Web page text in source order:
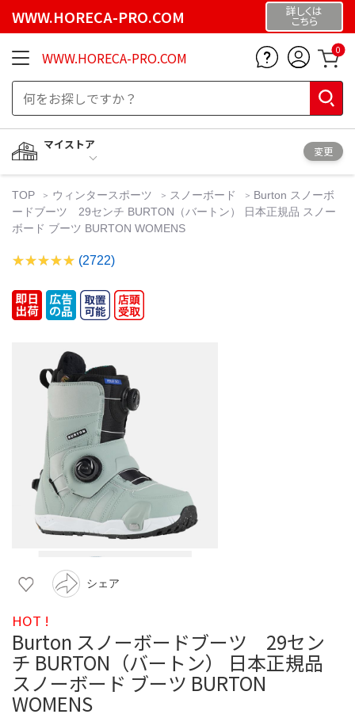
WWW.HORECA-PRO.COM 詳しくは
こちら
WWW.HORECA-PRO.COM 0
マイストア
変更
TOP ウィンタースポーツ スノーボード
Burton スノーボ
ードブーツ 29センチ BURTON（バートン） 日本正規品 スノー
ボード ブーツ BURTON WOMENS
(2722)
シェア
HOT !
Burton スノーボードブーツ 29セン
チ BURTON（バートン） 日本正規品
スノーボード ブーツ BURTON
WOMENS